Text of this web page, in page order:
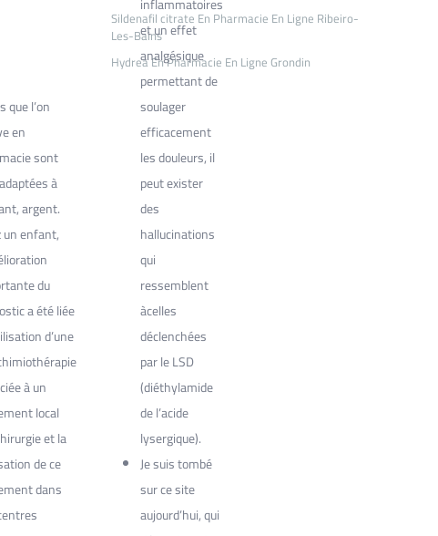
que l’on
en
sont
à
argent.
un enfant,
du
a été liée
d’une
à un
local
et la
de ce
dans
et un effet
analgésique
permettant de
soulager
efficacement
les douleurs, il
peut exister
des
hallucinations
qui
ressemblent
àcelles
déclenchées
par le LSD
(diéthylamide
de l’acide
lysergique).
Je suis tombé
sur ce site
aujourd’hui, qui
Sildenafil citrate En Pharmacie En Ligne Ribeiro-
Les-Bains
Hydrea En Pharmacie En Ligne Grondin